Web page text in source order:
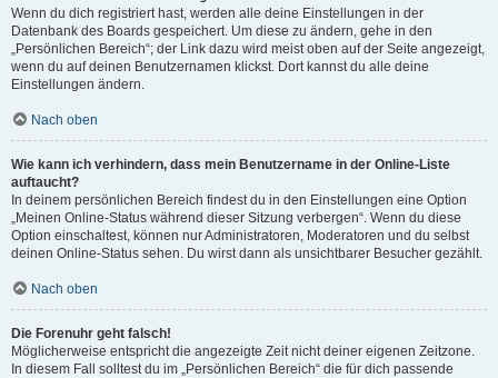
Wenn du dich registriert hast, werden alle deine Einstellungen in der
Datenbank des Boards gespeichert. Um diese zu ändern, gehe in den
„Persönlichen Bereich“; der Link dazu wird meist oben auf der Seite angezeigt,
wenn du auf deinen Benutzernamen klickst. Dort kannst du alle deine
Einstellungen ändern.
Nach oben
Wie kann ich verhindern, dass mein Benutzername in der Online-Liste
auftaucht?
In deinem persönlichen Bereich findest du in den Einstellungen eine Option
„Meinen Online-Status während dieser Sitzung verbergen“. Wenn du diese
Option einschaltest, können nur Administratoren, Moderatoren und du selbst
deinen Online-Status sehen. Du wirst dann als unsichtbarer Besucher gezählt.
Nach oben
Die Forenuhr geht falsch!
Möglicherweise entspricht die angezeigte Zeit nicht deiner eigenen Zeitzone.
In diesem Fall solltest du im „Persönlichen Bereich“ die für dich passende